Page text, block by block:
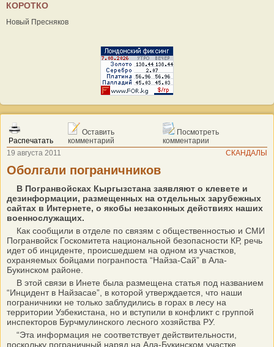
КОРОТКО
Новый Пресняков
Распечатать
Оставить
комментарий
Посмотреть
комментарии
19 августа 2011
СКАНДАЛЫ
Оболгали пограничников
В Погранвойсках Кыргызстана заявляют о клевете и
дезинформации, размещенных на отдельных зарубежных
сайтах в Интернете, о якобы незаконных действиях наших
военнослужащих.
Как сообщили в отделе по связям с общественностью и СМИ
Погранвойск Госкомитета национальной безопасности КР, речь
идет об инциденте, происшедшем на одном из участков,
охраняемых бойцами погранпоста “Найза-Сай” в Ала-
Букинском районе.
В этой связи в Инете была размещена статья под названием
“Инцидент в Найзасае”, в которой утверждается, что наши
пограничники не только заблудились в горах в лесу на
территории Узбекистана, но и вступили в конфликт с группой
инспекторов Бурчмулинского лесного хозяйства РУ.
“Эта информация не соответствует действительности,
поскольку пограничный наряд на Ала-Букинском участке